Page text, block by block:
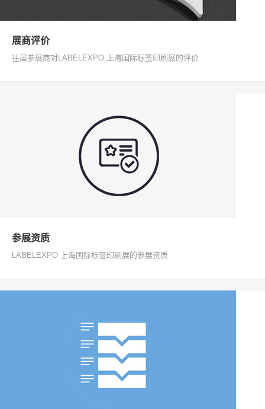
展商评价
往届参展商对LABELEXPO 上海国际标签印刷展的评价
参展资质
LABELEXPO 上海国际标签印刷展的参展资质